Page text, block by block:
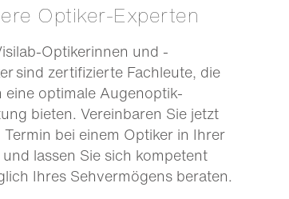
Optiker-Experten
Optikerinnen und -
sind zertifizierte Fachleute, die
eine optimale Augenoptik-
bieten. Vereinbaren Sie jetzt
Termin bei einem Optiker in Ihrer
und lassen Sie sich kompetent
Ihres Sehvermögens beraten.